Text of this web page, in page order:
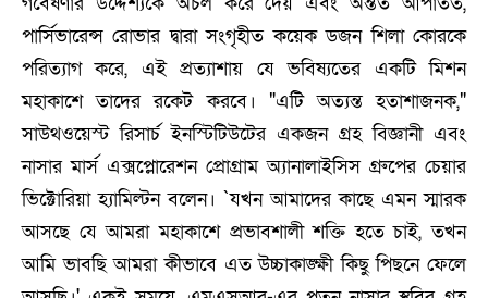
পার্সিভারেন্স রোভার দ্বারা সংগৃহীত কয়েক ডজন শিলা কোরকে
পরিত্যাগ করে, এই প্রত্যাশায় যে ভবিষ্যতের একটি মিশন
মহাকাশে তাদের রকেট করবে। "এটি অত্যন্ত হতাশাজনক,"
সাউথওয়েস্ট রিসার্চ ইনস্টিটিউটের একজন গ্রহ বিজ্ঞানী এবং
নাসার মার্স এক্সপ্লোরেশন প্রোগ্রাম অ্যানালাইসিস গ্রুপের চেয়ার
ভিক্টোরিয়া হ্যামিল্টন বলেন। `যখন আমাদের কাছে এমন স্মারক
আসছে যে আমরা মহাকাশে প্রভাবশালী শক্তি হতে চাই, তখন
আমি ভাবছি আমরা কীভাবে এত উচ্চাকাঙ্ক্ষী কিছু পিছনে ফেলে